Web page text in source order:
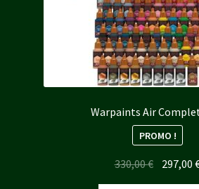
Warpaints Air
PROMO !
330,00€ Le
prix
297,00